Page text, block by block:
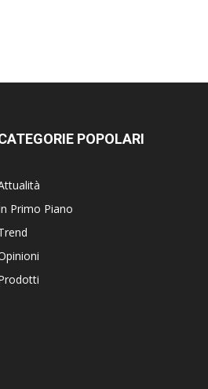
POPOLARI
Primo Piano